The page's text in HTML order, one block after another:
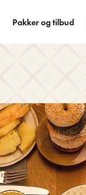
Pakker og tilbud